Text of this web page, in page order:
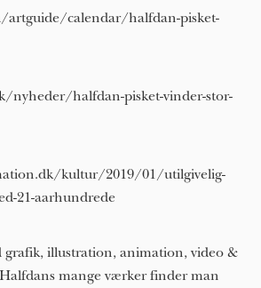
calendar/halfdan-pisket-
halfdan-pisket-vinder-stor-
kultur/2019/01/utilgivelig-
21-aarhundrede
grafik, illustration, animation, video &
mange værker finder man